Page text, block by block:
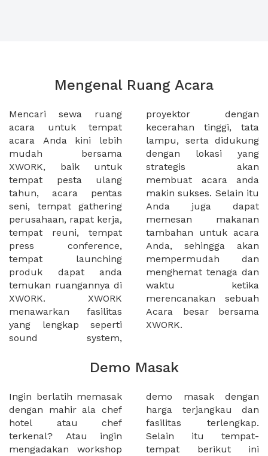
Mengenal Ruang Acara
Mencari sewa ruang
acara untuk tempat
acara Anda kini lebih
mudah bersama
XWORK, baik untuk
tempat pesta ulang
tahun, acara pentas
seni, tempat gathering
perusahaan, rapat kerja,
tempat reuni, tempat
press conference,
tempat launching
produk dapat anda
temukan ruangannya di
XWORK. XWORK
menawarkan fasilitas
yang lengkap seperti
sound system,
proyektor dengan
kecerahan tinggi, tata
lampu, serta didukung
dengan lokasi yang
strategis akan
membuat acara anda
makin sukses. Selain itu
Anda juga dapat
memesan makanan
tambahan untuk acara
Anda, sehingga akan
mempermudah dan
menghemat tenaga dan
waktu ketika
merencanakan sebuah
Acara besar bersama
XWORK.
Demo Masak
Ingin berlatih memasak
dengan mahir ala chef
hotel atau chef
terkenal? Atau ingin
mengadakan workshop
demo masak dengan
harga terjangkau dan
fasilitas terlengkap.
Selain itu tempat-
tempat berikut ini